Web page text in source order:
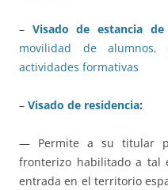
– Visado de estancia
movilidad de
actividades formativas
– Visado de residencia:
— Permite a su titular
fronterizo habilitado a tal
entrada en el territorio